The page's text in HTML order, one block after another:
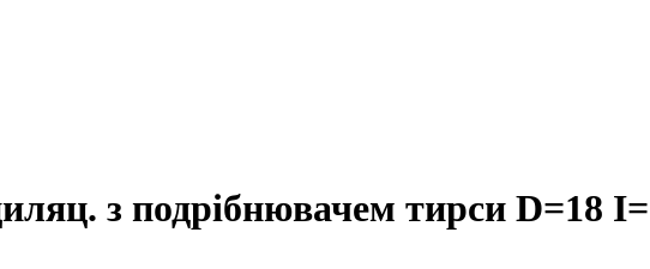
з подрібнювачем тирси D=18